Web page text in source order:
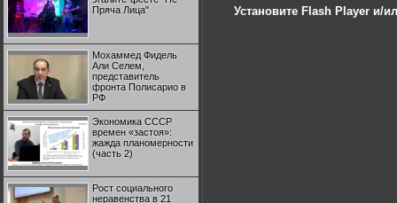
Пряча Лица"
Мохаммед Фидель
Али Селем,
представитель
фронта Полисарио в
РФ
Экономика СССР
времен «застоя»:
жажда планомерности
(часть 2)
Рост социального
неравенства в 21
Установите Flash Player и/